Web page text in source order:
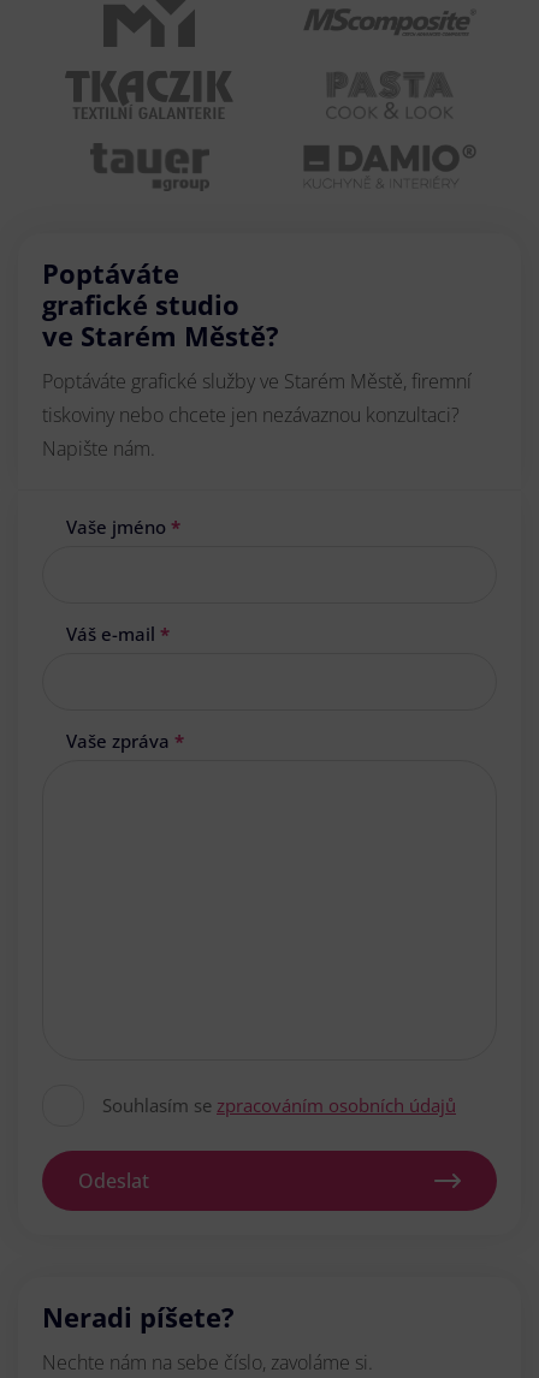
Poptáváte
grafické studio
ve Starém Městě?
Poptáváte grafické služby ve Starém Městě, firemní
tiskoviny nebo chcete jen nezávaznou konzultaci?
Napište nám.
Vaše jméno *
Váš e-mail *
Vaše zpráva *
Souhlasím se zpracováním osobních údajů
Odeslat
Neradi píšete?
Nechte nám na sebe číslo, zavoláme si.